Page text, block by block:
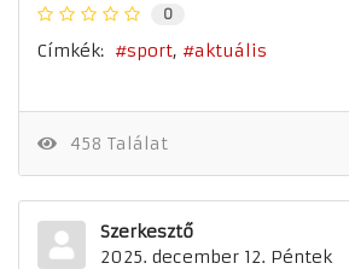
0
Címkék: sport aktuális
458 Találat
Szerkesztő
2025. december 12. Péntek